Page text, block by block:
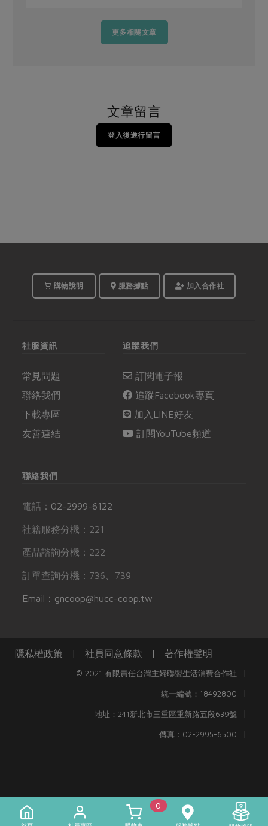
更多相關文章
文章留言
登入後進行留言
購物說明 服務據點 加入合作社
社服資訊
常見問題
聯絡我們
下載專區
友善連結
追蹤我們
訂閱電子報
追蹤Facebook專頁
加入LINE好友
訂閱YouTube頻道
聯絡我們
電話： 02-2999-6122
社籍服務分機：221
產品諮詢分機：222
訂單查詢分機：736、739
Email：gncoop@hucc-coop.tw
隱私權政策 | 社員同意條款 | 著作權聲明
© 2021 有限責任台灣主婦聯盟生活消費合作社 |
統一編號：18492800 |
地址：241新北市三重區重新路五段639號 |
傳真：02-2995-6500 |
0